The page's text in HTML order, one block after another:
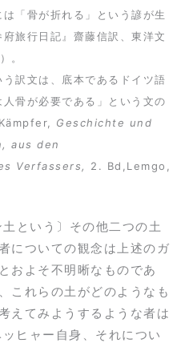
「骨が折れる」という諺が生
旅行日記』齋藤信訳、東洋文
。
訳文は、底本であるドイツ語
骨が必要である」という文の
Geschichte und
aus den
Verfassers,
2. Bd,Lemgo,
という〕その他二つの土
についての観念は上述のガ
およそ不明晰なものであ
これらの土がどのようなも
えてみようするような者は
ヒャー自身、それについ